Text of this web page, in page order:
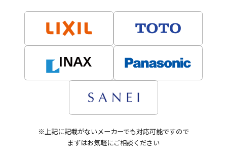
※上記に記載がないメーカーでも対応可能ですので
まずはお気軽にご相談ください